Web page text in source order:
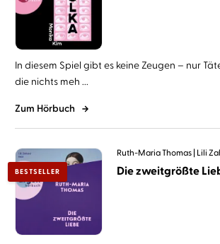
In diesem Spiel gibt es keine Zeugen – nur
die nichts meh ...
Zum Hörbuch
BESTSELLER
Ruth-Maria Thomas Lili
Die zweitgrößte